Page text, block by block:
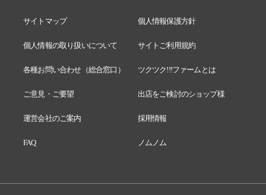
サイトマップ 個人情報保護方針
個人情報の取り扱いについて サイトご利用規約
各種お問い合わせ（総合窓口） ツクツク!!!ファームとは
ご意見・ご要望 出店をご検討のショップ様
運営会社のご案内 採用情報
FAQ ノムノム